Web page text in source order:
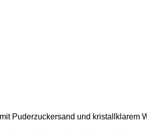
Puderzuckersand und kristallklarem